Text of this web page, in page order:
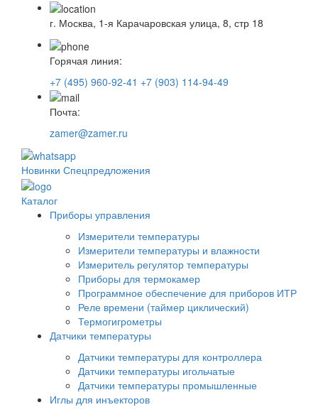
г. Москва, 1-я Карачаровская улица, 8, стр 18
Горячая линия:
+7 (495) 960-92-41 +7 (903) 114-94-49
Почта:
zamer@zamer.ru
Новинки Спецпредложения
Каталог
Приборы управления
Измерители температуры
Измерители температуры и влажности
Измеритель регулятор температуры
Приборы для термокамер
Программное обеспечение для приборов ИТР
Реле времени (таймер циклический)
Термогигрометры
Датчики температуры
Датчики температуры для контроллера
Датчики температуры игольчатые
Датчики температуры промышленные
Иглы для инъекторов